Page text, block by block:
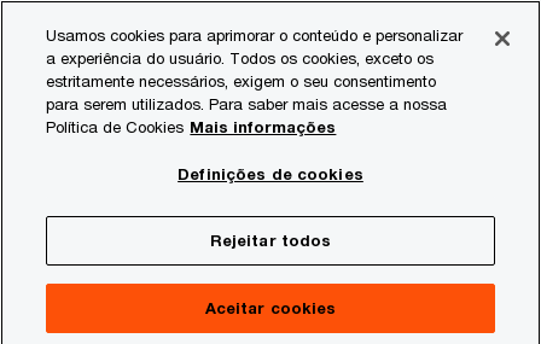
content
footer
Consultoria
A legião de insiders por
trás da curadoria de
conteúdo do AgTech
Usamos cookies para aprimorar o conteúdo e personalizar
a experiência do usuário. Todos os cookies, exceto os
estritamente necessários, exigem o seu consentimento
para serem utilizados. Para saber mais acesse a nossa
Política de Cookies Mais informações
Definições de cookies
Rejeitar todos
Aceitar cookies